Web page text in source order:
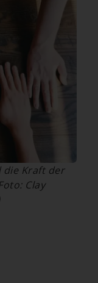
die Kraft der
Clay